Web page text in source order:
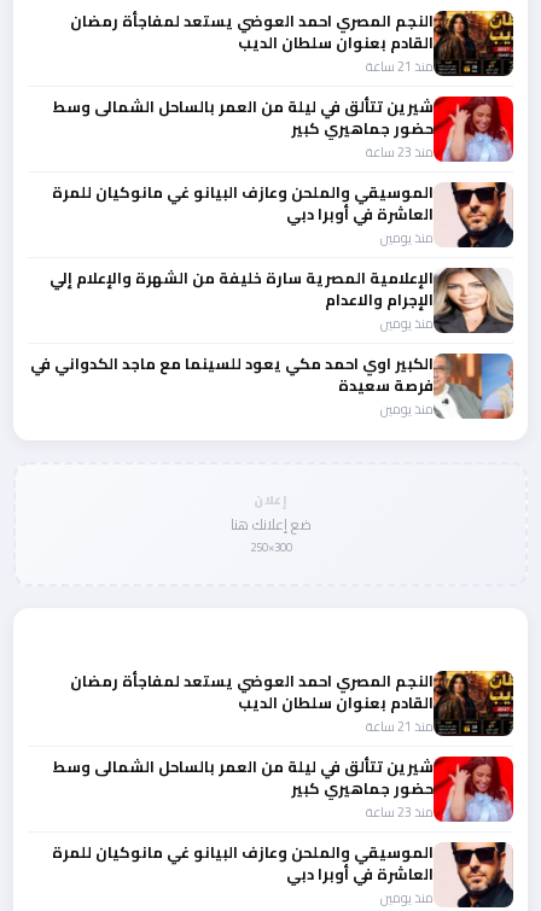
النجم المصري احمد العوضي يستعد لمفاجأة رمضان
القادم بعنوان سلطان الديب
منذ 21 ساعة
شيرين تتألق في ليلة من العمر بالساحل الشمالى وسط
حضور جماهيري كبير
منذ 23 ساعة
الموسيقي والملحن وعازف البيانو غي مانوكيان للمرة
العاشرة في أوبرا دبي
منذ يومين
الإعلامية المصرية سارة خليفة من الشهرة والإعلام إلي
الإجرام والاعدام
منذ يومين
الكبير اوي احمد مكي يعود للسينما مع ماجد الكدواني في
فرصة سعيدة
منذ يومين
إعلان
ضع إعلانك هنا
300×250
النجم المصري احمد العوضي يستعد لمفاجأة رمضان
القادم بعنوان سلطان الديب
منذ 21 ساعة
شيرين تتألق في ليلة من العمر بالساحل الشمالى وسط
حضور جماهيري كبير
منذ 23 ساعة
الموسيقي والملحن وعازف البيانو غي مانوكيان للمرة
العاشرة في أوبرا دبي
منذ يومين